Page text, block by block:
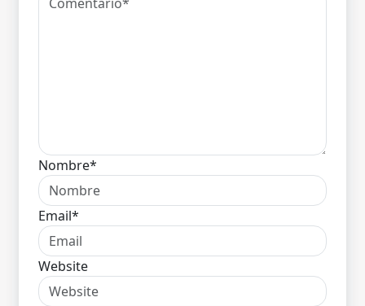
Nombre*
Email*
Website